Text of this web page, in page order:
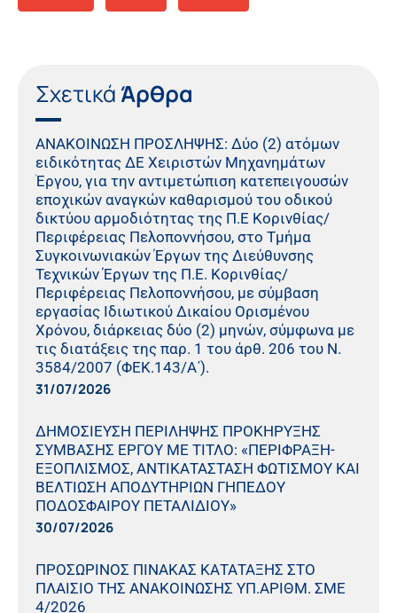
Σχετικά Άρθρα
ΑΝΑΚΟΙΝΩΣΗ ΠΡΟΣΛΗΨΗΣ: Δύο (2) ατόμων
ειδικότητας ΔΕ Χειριστών Μηχανημάτων
Έργου, για την αντιμετώπιση κατεπειγουσών
εποχικών αναγκών καθαρισμού του οδικού
δικτύου αρμοδιότητας της Π.Ε Κορινθίας/
Περιφέρειας Πελοποννήσου, στο Τμήμα
Συγκοινωνιακών Έργων της Διεύθυνσης
Τεχνικών Έργων της Π.Ε. Κορινθίας/
Περιφέρειας Πελοποννήσου, με σύμβαση
εργασίας Ιδιωτικού Δικαίου Ορισμένου
Χρόνου, διάρκειας δύο (2) μηνών, σύμφωνα με
τις διατάξεις της παρ. 1 του άρθ. 206 του Ν.
3584/2007 (ΦΕΚ.143/Α΄).
31/07/2026
ΔΗΜΟΣΙΕΥΣΗ ΠΕΡΙΛΗΨΗΣ ΠΡΟΚΗΡΥΞΗΣ
ΣΥΜΒΑΣΗΣ ΕΡΓΟΥ ΜΕ ΤΙΤΛΟ: «ΠΕΡΙΦΡΑΞΗ-
ΕΞΟΠΛΙΣΜΟΣ, ΑΝΤΙΚΑΤΑΣΤΑΣΗ ΦΩΤΙΣΜΟΥ ΚΑΙ
ΒΕΛΤΙΩΣΗ ΑΠΟΔΥΤΗΡΙΩΝ ΓΗΠΕΔΟΥ
ΠΟΔΟΣΦΑΙΡΟΥ ΠΕΤΑΛΙΔΙΟΥ»
30/07/2026
ΠΡΟΣΩΡΙΝΟΣ ΠΙΝΑΚΑΣ ΚΑΤΑΤΑΞΗΣ ΣΤΟ
ΠΛΑΙΣΙΟ ΤΗΣ ΑΝΑΚΟΙΝΩΣΗΣ ΥΠ.ΑΡΙΘΜ. ΣΜΕ
4/2026